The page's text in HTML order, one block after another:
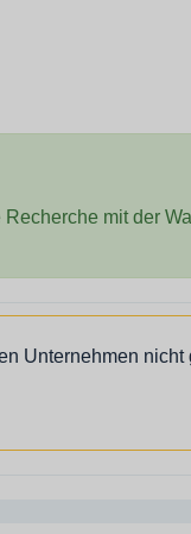
mit der
Unternehmen nicht